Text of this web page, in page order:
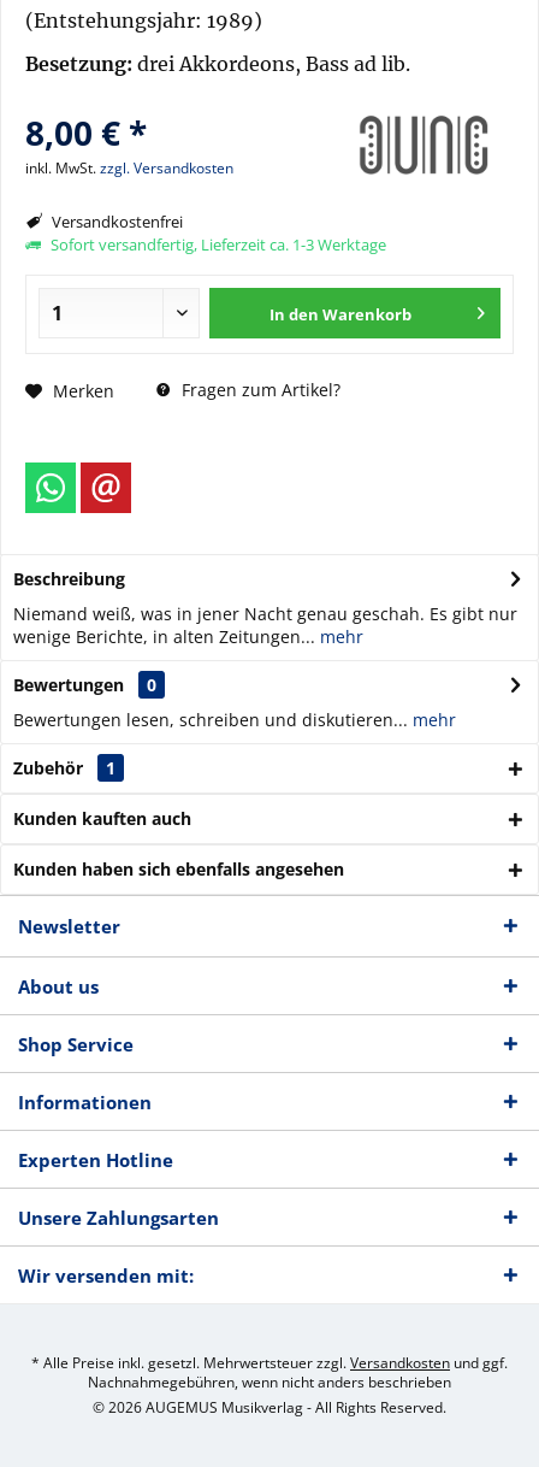
(Entstehungsjahr: 1989)
Besetzung: drei Akkordeons, Bass ad lib.
8,00 € *
inkl. MwSt.zzgl. Versandkosten
Versandkostenfrei
Sofort versandfertig, Lieferzeit ca. 1-3 Werktage
In den Warenkorb
Merken Fragen zum Artikel?
Beschreibung
Niemand weiß, was in jener Nacht genau geschah. Es gibt nur
wenige Berichte, in alten Zeitungen... mehr
Bewertungen
0
Bewertungen lesen, schreiben und diskutieren... mehr
Zubehör 1
Kunden kauften auch
Kunden haben sich ebenfalls angesehen
Newsletter
About us
Shop Service
Informationen
Experten Hotline
Unsere Zahlungsarten
Wir versenden mit:
* Alle Preise inkl. gesetzl. Mehrwertsteuer zzgl.Versandkosten und ggf.
Nachnahmegebühren, wenn nicht anders beschrieben
© 2026 AUGEMUS Musikverlag - All Rights Reserved.